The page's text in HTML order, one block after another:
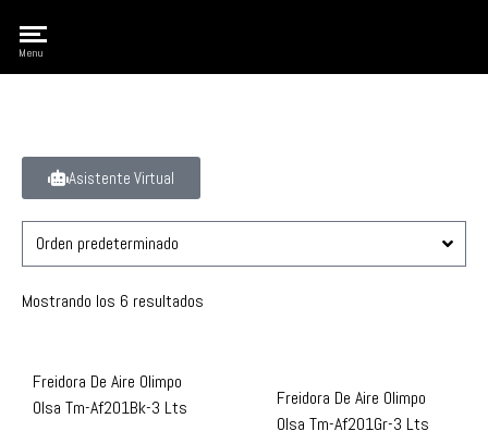
Menu
Asistente Virtual
Mostrando los 6 resultados
Freidora De Aire Olimpo
Olsa Tm-Af201Bk-3 Lts
Freidora De Aire Olimpo
Olsa Tm-Af201Gr-3 Lts